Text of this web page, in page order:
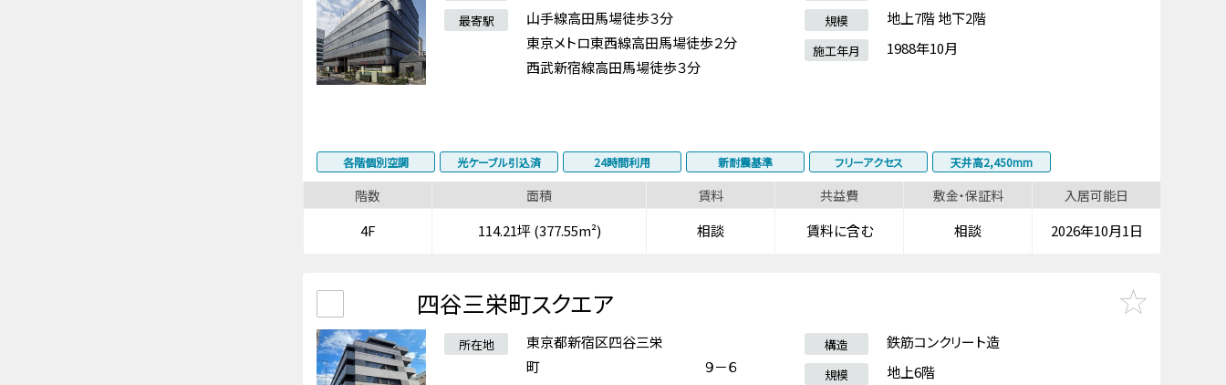
最寄駅
山手線高田馬場徒歩３分
東京メトロ東西線高田馬場徒歩２分
西武新宿線高田馬場徒歩３分
規模 地上7階 地下2階
施工年月 1988年10月
各階個別空調 光ケーブル引込済 24時間利用 新耐震基準 フリーアクセス 天井高2,450mm
階数 面積 賃料 共益費 敷金・保証料 入居可能日
4F 114.21坪 (377.55m²) 相談 賃料に含む 相談 2026年10月1日
四谷三栄町スクエア
所在地
東京都新宿区四谷三栄
町 ９－６
構造 鉄筋コンクリート造
規模 地上6階